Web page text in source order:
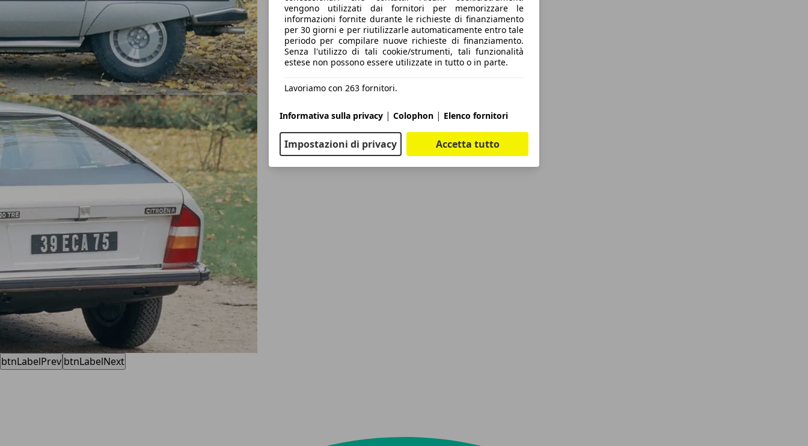
btnLabelPrev btnLabelNext
vengono utilizzati dai fornitori per memorizzare le
informazioni fornite durante le richieste di finanziamento
per 30 giorni e per riutilizzarle automaticamente entro tale
periodo per compilare nuove richieste di finanziamento.
Senza l'utilizzo di tali cookie/strumenti, tali funzionalità
estese non possono essere utilizzate in tutto o in parte.
Lavoriamo con 263 fornitori.
Informativa sulla privacy | Colophon | Elenco fornitori
Impostazioni di privacy Accetta tutto